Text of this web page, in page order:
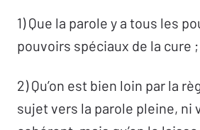
1) Que la parole y a tous les
pouvoirs spéciaux de la cure ;
2) Qu’on est bien loin par la
sujet vers la parole pleine, ni